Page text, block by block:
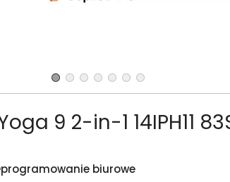
9 2-in-1 14IPH11
biurowe